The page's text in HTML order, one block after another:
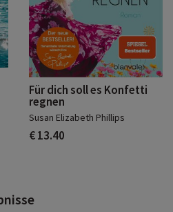
Für dich soll es Konfetti
regnen
Susan Elizabeth Phillips
€ 13.40